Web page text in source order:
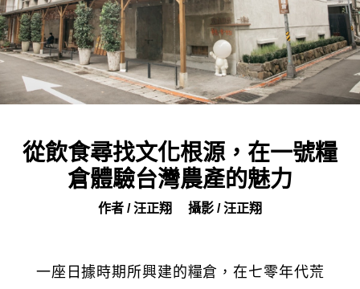
從飲食尋找文化根源，在一號糧
倉體驗台灣農產的魅力
作者 / 汪正翔 攝影 / 汪正翔
一座日據時期所興建的糧倉，在七零年代荒